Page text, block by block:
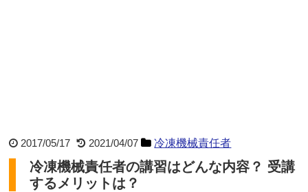
2017/05/17 2021/04/07 冷凍機械責任者
冷凍機械責任者の講習はどんな内容？ 受講
するメリットは？